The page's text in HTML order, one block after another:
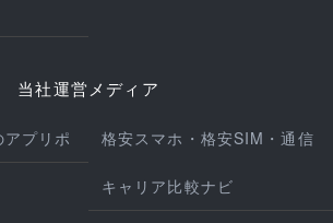
当社運営メディア
プリポ 格安スマホ・格安SIM・通信
キャリア比較ナビ